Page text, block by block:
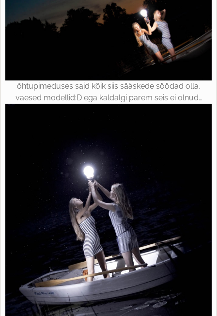
õhtupimeduses said kõik siis sääskede söödad olla,
vaesed modellid:D ega kaldalgi parem seis ei olnud…